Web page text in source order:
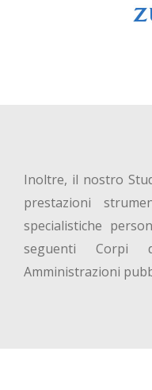
Inoltre, il nostro
prestazioni
specialistiche
seguenti Corpi
Amministrazioni